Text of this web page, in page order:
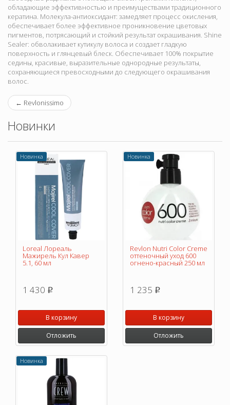
обладающие эффективностью и преимуществами традиционного
кератина. Молекула-антиоксидант: замедляет процесс окисления,
обеспечивает более эффективное проникновение цветовых
пигментов, потрясающий и стойкий результат окрашивания. Shine
Sealer: обволакивает кутикулу волоса и создает гладкую
поверхность и глянцевый блеск. Обеспечивает 100% покрытие
седины, красивые, выразительные однородные результаты,
сохраняющиеся превосходными до следующего окрашивания
волос.
← Revlonissimo
Новинки
Новинка
Loreal Лореаль
Мажирель Кул Кавер
5.1, 60 мл
1 430 p
В корзину
Отложить
Новинка
Revlon Nutri Color Creme
оттеночный уход 600
огнено-красный 250 мл
1 235 p
В корзину
Отложить
Новинка